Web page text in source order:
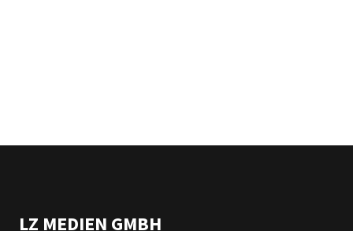
LZ MEDIEN GMBH